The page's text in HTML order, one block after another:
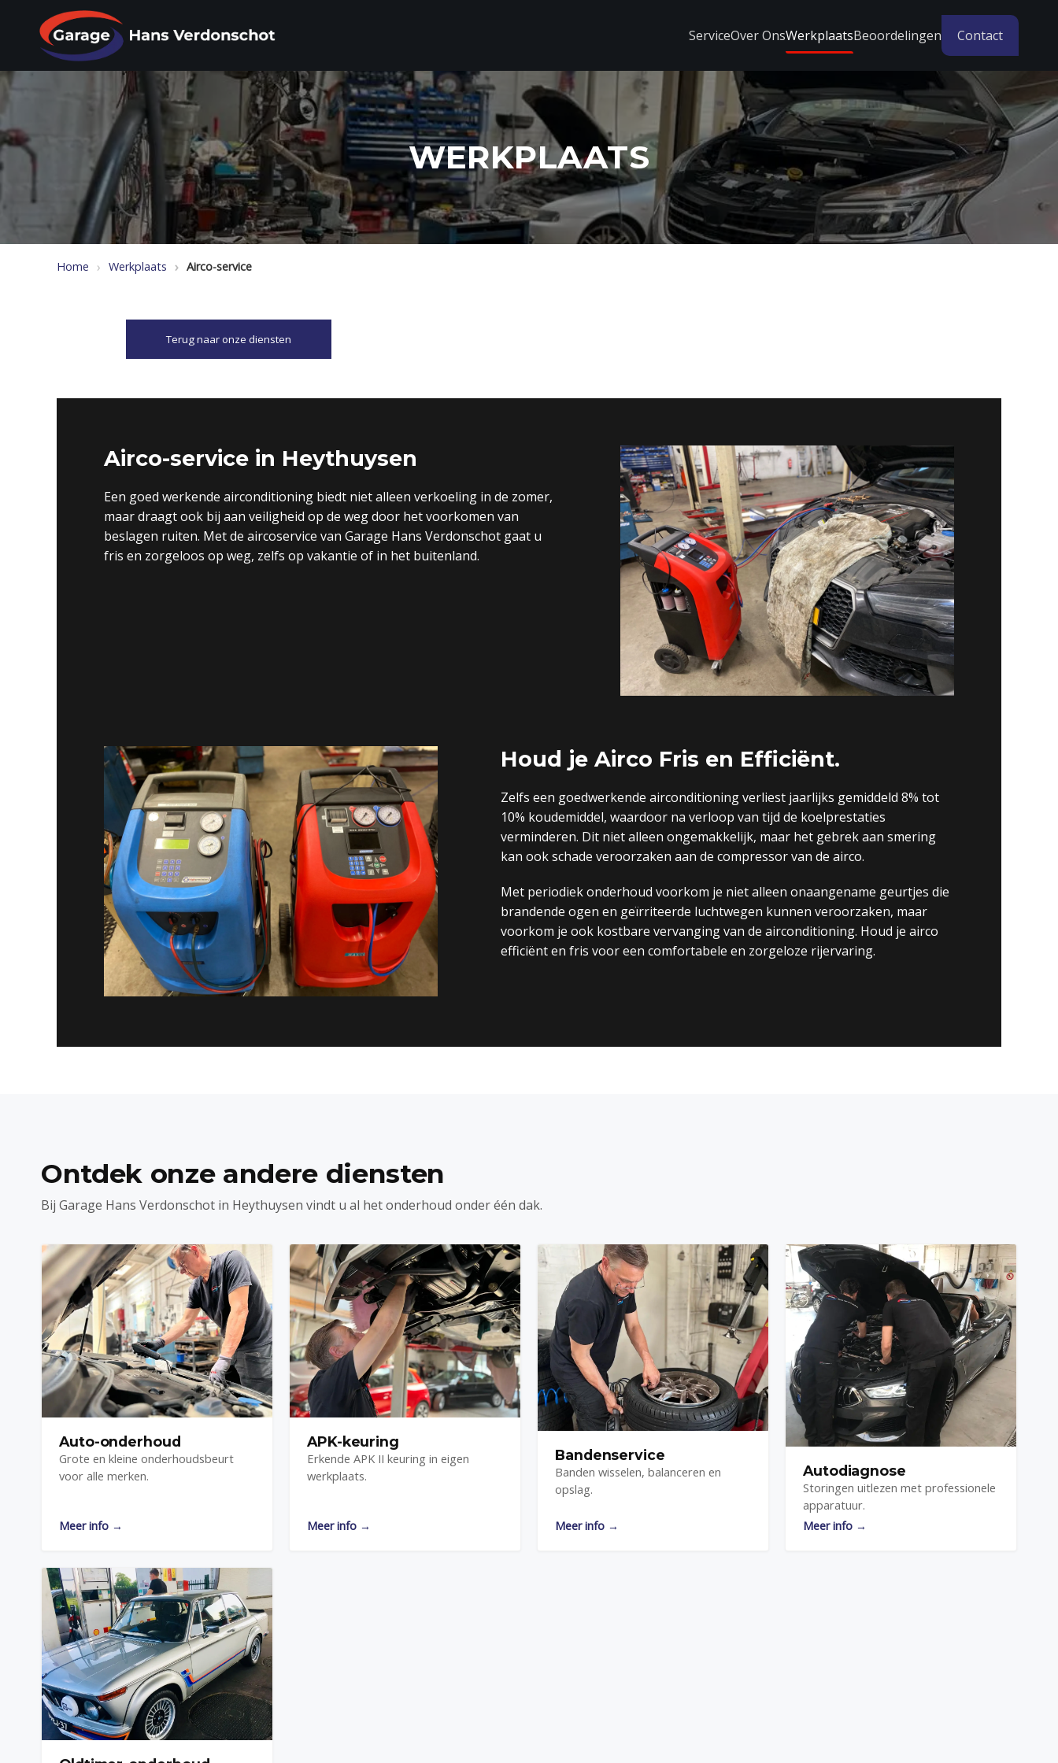
ServiceOver OnsWerkplaatsBeoordelingen Contact
WERKPLAATS
Home Werkplaats Airco-service
Terug naar onze diensten
Airco-service in Heythuysen
Een goed werkende airconditioning biedt niet alleen verkoeling in de zomer,
maar draagt ook bij aan veiligheid op de weg door het voorkomen van
beslagen ruiten. Met de aircoservice van Garage Hans Verdonschot gaat u
fris en zorgeloos op weg, zelfs op vakantie of in het buitenland.
Houd je Airco Fris en Efficiënt.
Zelfs een goedwerkende airconditioning verliest jaarlijks gemiddeld 8% tot
10% koudemiddel, waardoor na verloop van tijd de koelprestaties
verminderen. Dit niet alleen ongemakkelijk, maar het gebrek aan smering
kan ook schade veroorzaken aan de compressor van de airco.
Met periodiek onderhoud voorkom je niet alleen onaangename geurtjes die
brandende ogen en geïrriteerde luchtwegen kunnen veroorzaken, maar
voorkom je ook kostbare vervanging van de airconditioning. Houd je airco
efficiënt en fris voor een comfortabele en zorgeloze rijervaring.
Ontdek onze andere diensten
Bij Garage Hans Verdonschot in Heythuysen vindt u al het onderhoud onder één dak.
Auto-onderhoud
Grote en kleine onderhoudsbeurt
voor alle merken.
Meer info →
APK-keuring
Erkende APK II keuring in eigen
werkplaats.
Meer info →
Bandenservice
Banden wisselen, balanceren en
opslag.
Meer info →
Autodiagnose
Storingen uitlezen met professionele
apparatuur.
Meer info →